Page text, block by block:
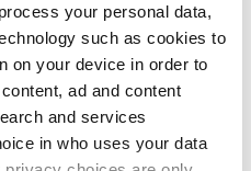
process your personal data,
such as cookies to
on your device in order to
ad and content
and services
in who uses your data
- 2.19 MB
JP - 2.24 MB